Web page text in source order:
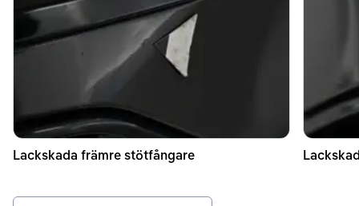
Lackskada främre stötfångare